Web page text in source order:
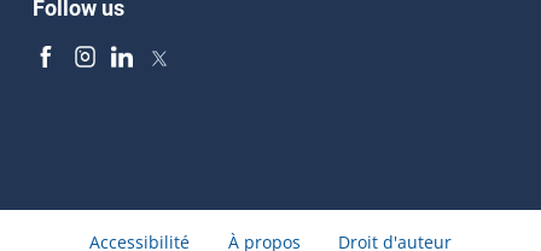
Follow us
Accessibilité À propos Droit d'auteur